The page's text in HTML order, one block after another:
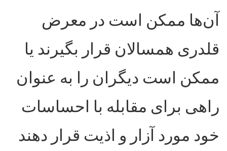
آن‌ها ممکن است در معرض
قلدری همسالان قرار بگیرند یا
ممکن است دیگران را به عنوان
راهی برای مقابله با احساسات
خود مورد آزار و اذیت قرار دهند